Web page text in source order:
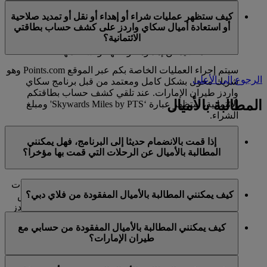
يستخدمون حسابا شخصيا في برنامج سكاي واردز لطيران
الإمارات ولا تنطبق على حسابات برنامج العائلة. وهذا يعني أنه
لا يمكن شراء أميال سكاي واردز إضافية لحسابات برنامج
العائلة، كما لا يمكن إهداؤها أو نقلها أو استعادتها.
كيف ستظهر عمليات شراء أو إهداء أو نقل أو تمديد صلاحية
أو استعادة أميال سكاي واردز على كشف حساب بطاقتي
الائتمانية؟
سيتم إجراء العمليات الخاصة بكم عبر الموقع Points.com وهو
شريك مخول بشكل كامل ومعتمد من قبل برنامج سكاي
واردز طيران الإمارات. عند تلقي كشف حساب بطاقتكم
الائتمانية، ستظهر عبارة ‘Skywards Miles by PTS' ومبلغ
الشراء.
يرجى زيارة هذهالصفحة للحصول على المزيد من المعلومات.
الرجوع إلى الأعلى
المطالبة بالأميال
إذا قمت بالانضمام حديثا إلى البرنامج، فهل يمكنني
المطالبة بالأميال عن الرحلات التي قمت بها مؤخرا؟
نعم، يمكن للأعضاء الجدد المطالبة بالأميال بالنسبة للرحلات
التي تم القيام بها مع طيران الإمارات وفلاي دبي وكوانتاس
قبل ما يصل إلى شهرين من تاريخ التسجيل في سكاي واردز
ومع ذلك، فإن أي معاملات أخرى، مثل الرحلات مع الخطوط
كيف يمكنني المطالبة بالأميال المفقودة من فلاي دبي؟
تسجيل الدخول وإرسال مطالبة عبر الإنترنت على الموقع
كيف يمكنني المطالبة بالأميال المفقودة من حسابي مع
طيران الإمارات؟